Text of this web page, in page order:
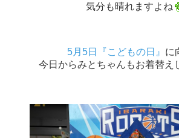
気分も晴れますよね
5月5日『こどもの日』 に
今日からみとちゃんもお着替え